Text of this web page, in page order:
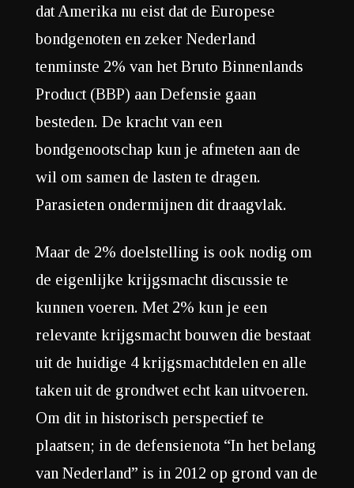
dat Amerika nu eist dat de Europese
bondgenoten en zeker Nederland
tenminste 2% van het Bruto Binnenlands
Product (BBP) aan Defensie gaan
besteden. De kracht van een
bondgenootschap kun je afmeten aan de
wil om samen de lasten te dragen.
Parasieten ondermijnen dit draagvlak.
Maar de 2% doelstelling is ook nodig om
de eigenlijke krijgsmacht discussie te
kunnen voeren. Met 2% kun je een
relevante krijgsmacht bouwen die bestaat
uit de huidige 4 krijgsmachtdelen en alle
taken uit de grondwet echt kan uitvoeren.
Om dit in historisch perspectief te
plaatsen; in de defensienota “In het belang
van Nederland” is in 2012 op grond van de